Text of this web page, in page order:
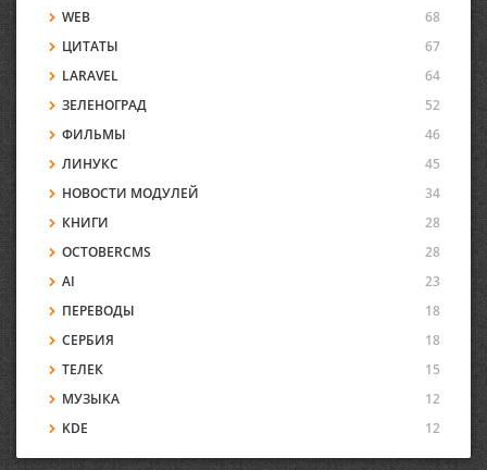
WEB
68
ЦИТАТЫ
67
LARAVEL
64
ЗЕЛЕНОГРАД
52
ФИЛЬМЫ
46
ЛИНУКС
45
НОВОСТИ МОДУЛЕЙ
34
КНИГИ
28
OCTOBERCMS
28
AI
23
ПЕРЕВОДЫ
18
СЕРБИЯ
18
ТЕЛЕК
15
МУЗЫКА
12
KDE
12